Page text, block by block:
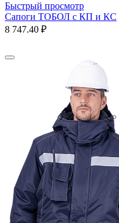
Быстрый просмотр
Сапоги ТОБОЛ с КП и КС
8 747.40 ₽